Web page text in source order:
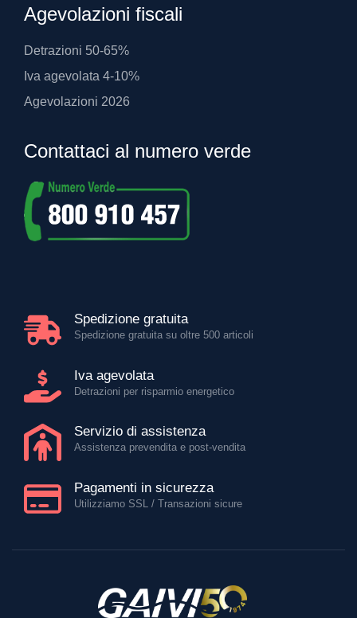
Agevolazioni fiscali
Detrazioni 50-65%
Iva agevolata 4-10%
Agevolazioni 2026
Contattaci al numero verde
Spedizione gratuita
Spedizione gratuita su oltre 500 articoli
Iva agevolata
Detrazioni per risparmio energetico
Servizio di assistenza
Assistenza prevendita e post-vendita
Pagamenti in sicurezza
Utilizziamo SSL / Transazioni sicure